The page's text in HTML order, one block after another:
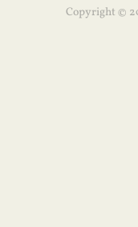
Copyright ©